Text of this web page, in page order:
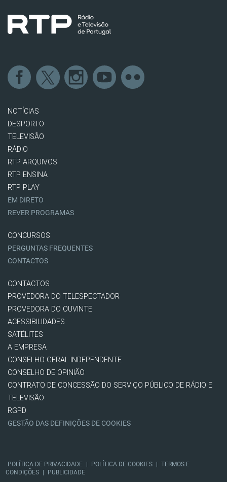
NOTÍCIAS
DESPORTO
TELEVISÃO
RÁDIO
RTP ARQUIVOS
RTP ENSINA
RTP PLAY
EM DIRETO
REVER PROGRAMAS
CONCURSOS
PERGUNTAS FREQUENTES
CONTACTOS
CONTACTOS
PROVEDORA DO TELESPECTADOR
PROVEDORA DO OUVINTE
ACESSIBILIDADES
SATÉLITES
A EMPRESA
CONSELHO GERAL INDEPENDENTE
CONSELHO DE OPINIÃO
CONTRATO DE CONCESSÃO DO SERVIÇO PÚBLICO DE RÁDIO E
TELEVISÃO
RGPD
GESTÃO DAS DEFINIÇÕES DE COOKIES
POLÍTICA DE PRIVACIDADE | POLÍTICA DE COOKIES | TERMOS E
CONDIÇÕES |
PUBLICIDADE